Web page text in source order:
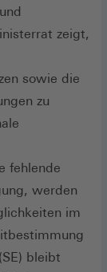
zeigt,
sowie die
zu
fehlende
werden
im
bleibt